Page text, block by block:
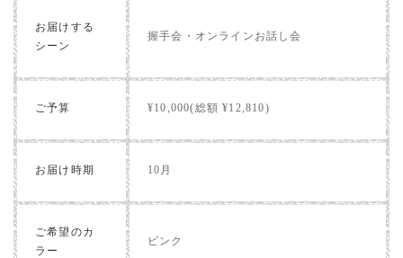
お届けする
シーン
握手会・オンラインお話し会
ご予算 ¥10,000(総額 ¥12,810)
お届け時期 10月
ご希望のカ
ラー
ピンク